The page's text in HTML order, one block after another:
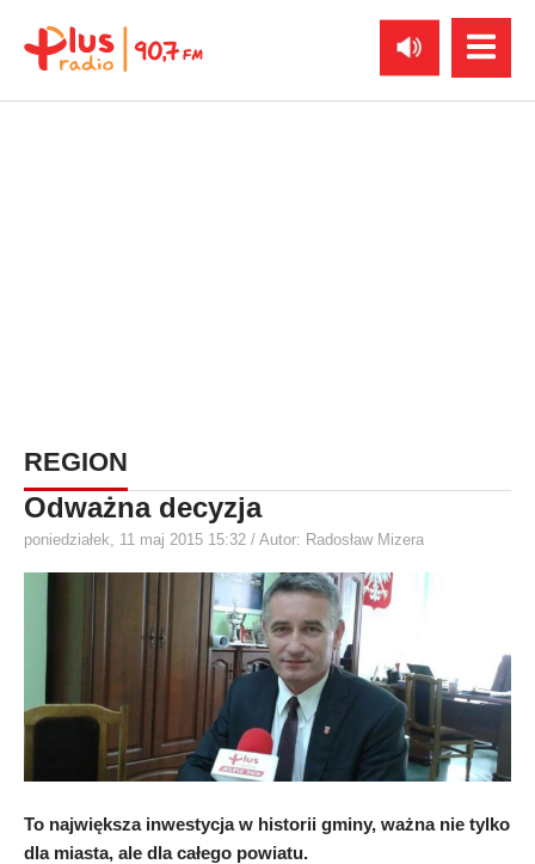
REGION
Odważna decyzja
poniedziałek, 11 maj 2015 15:32 / Autor: Radosław Mizera
To największa inwestycja w historii gminy, ważna nie tylko
dla miasta, ale dla całego powiatu.